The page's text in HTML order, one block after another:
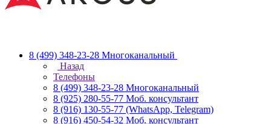
8 (499) 348-23-28 Многоканальный
Назад
Телефоны
8 (499) 348-23-28 Многоканальный
8 (925) 280-55-77 Моб. консультант
8 (916) 130-55-77 (WhatsApp, Telegram)
8 (916) 450-54-32 Моб. консультант